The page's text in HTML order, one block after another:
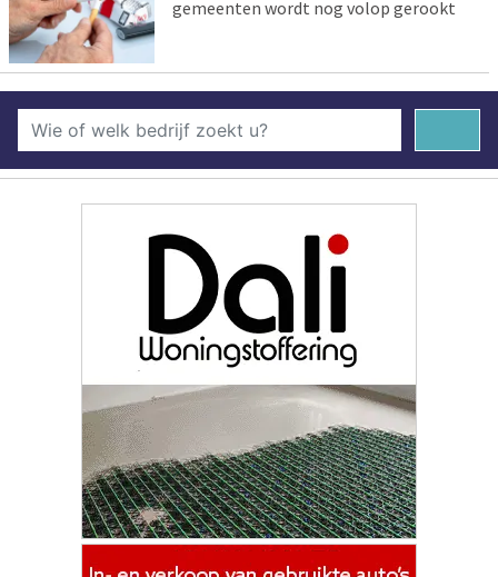
gemeenten wordt nog volop gerookt